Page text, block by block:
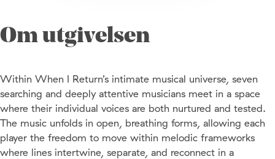
Om utgivelsen
Within When I Return’s intimate musical universe, seven
searching and deeply attentive musicians meet in a space
where their individual voices are both nurtured and tested.
The music unfolds in open, breathing forms, allowing each
player the freedom to move within melodic frameworks
where lines intertwine, separate, and reconnect in a